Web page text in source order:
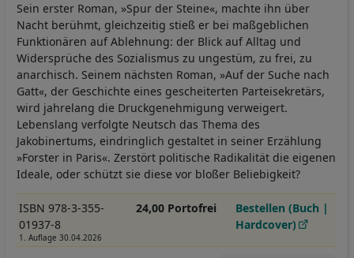
Sein erster Roman, »Spur der Steine«, machte ihn über
Nacht berühmt, gleichzeitig stieß er bei maßgeblichen
Funktionären auf Ablehnung: der Blick auf Alltag und
Widersprüche des Sozialismus zu ungestüm, zu frei, zu
anarchisch. Seinem nächsten Roman, »Auf der Suche nach
Gatt«, der Geschichte eines gescheiterten Parteisekretärs,
wird jahrelang die Druckgenehmigung verweigert.
Lebenslang verfolgte Neutsch das Thema des
Jakobinertums, eindringlich gestaltet in seiner Erzählung
»Forster in Paris«. Zerstört politische Radikalität die eigenen
Ideale, oder schützt sie diese vor bloßer Beliebigkeit?
ISBN 978-3-355-
01937-8
1. Auflage 30.04.2026
24,00 Portofrei
Bestellen (Buch |
Hardcover)